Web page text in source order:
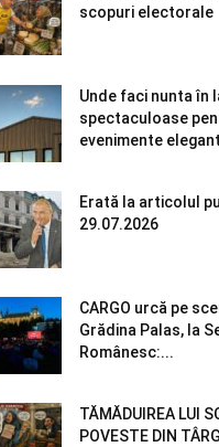
scopuri electorale
Unde faci nunta în
spectaculoase
evenimente
Erată la articolul
29.07.2026
CARGO urcă pe
Grădina Palas, la
Românesc:...
TĂMĂDUIREA LUI
POVESTE DIN